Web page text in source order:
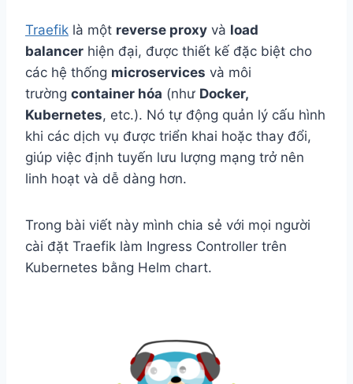
Traefik là một reverse proxy và load
balancer hiện đại, được thiết kế đặc biệt cho
các hệ thống microservices và môi
trường container hóa (như Docker,
Kubernetes, etc.). Nó tự động quản lý cấu hình
khi các dịch vụ được triển khai hoặc thay đổi,
giúp việc định tuyến lưu lượng mạng trở nên
linh hoạt và dễ dàng hơn.
Trong bài viết này mình chia sẻ với mọi người
cài đặt Traefik làm Ingress Controller trên
Kubernetes bằng Helm chart.